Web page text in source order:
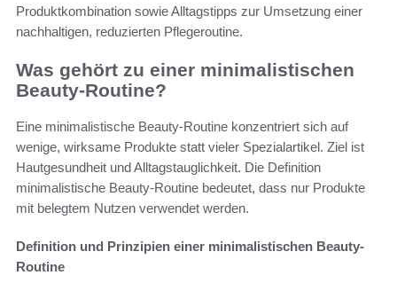
Produktkombination sowie Alltagstipps zur Umsetzung einer
nachhaltigen, reduzierten Pflegeroutine.
Was gehört zu einer minimalistischen
Beauty-Routine?
Eine minimalistische Beauty-Routine konzentriert sich auf
wenige, wirksame Produkte statt vieler Spezialartikel. Ziel ist
Hautgesundheit und Alltagstauglichkeit. Die Definition
minimalistische Beauty-Routine bedeutet, dass nur Produkte
mit belegtem Nutzen verwendet werden.
Definition und Prinzipien einer minimalistischen Beauty-
Routine